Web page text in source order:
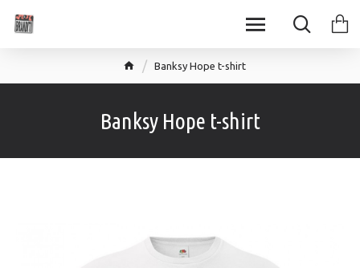
Banksy Hope t-shirt
Banksy Hope t-shirt